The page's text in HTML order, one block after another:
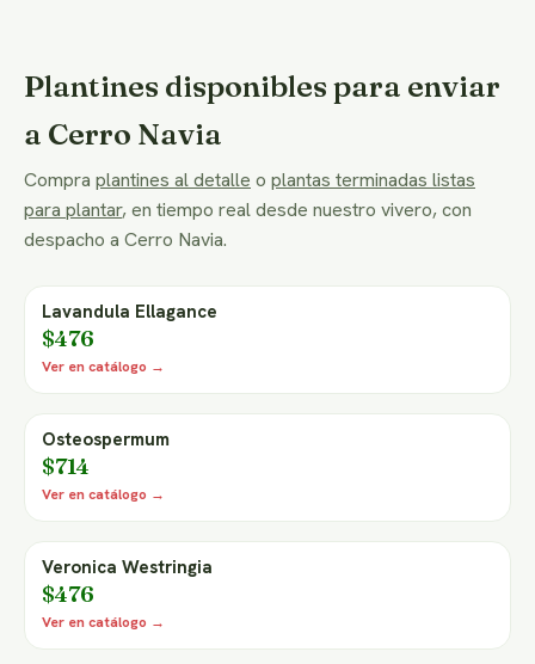
Plantines disponibles para enviar
a Cerro Navia
Compra plantines al detalle o plantas terminadas listas
para plantar, en tiempo real desde nuestro vivero, con
despacho a Cerro Navia.
Lavandula Ellagance
$476
Ver en catálogo →
Osteospermum
$714
Ver en catálogo →
Veronica Westringia
$476
Ver en catálogo →